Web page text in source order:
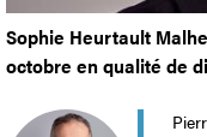
Sophie Heurtault
octobre en qualité de